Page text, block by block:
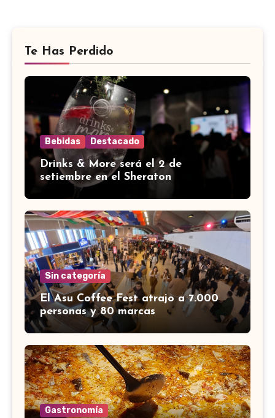
Te Has Perdido
Bebidas Destacado
Drinks & More será el 2 de
setiembre en el Sheraton
Sin categoría
El Asu Coffee Fest atrajo a 7.000
personas y 80 marcas
Gastronomía